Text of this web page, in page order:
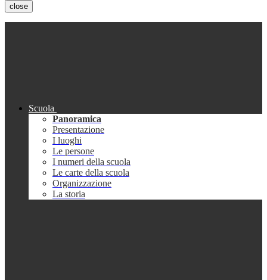
close
Scuola
Panoramica
Presentazione
I luoghi
Le persone
I numeri della scuola
Le carte della scuola
Organizzazione
La storia